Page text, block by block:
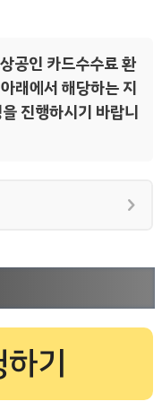
공인 카드수수료 환
아래에서 해당하는 지
진행하시기 바랍니
기